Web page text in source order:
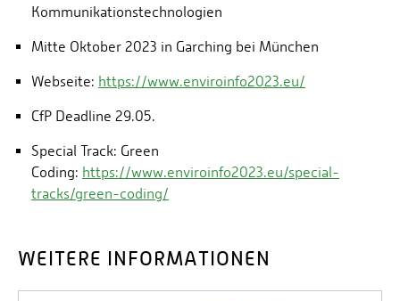
Kommunikationstechnologien
Mitte Oktober 2023 in Garching bei München
Webseite: https://www.enviroinfo2023.eu/
CfP Deadline 29.05.
Special Track: Green
Coding: https://www.enviroinfo2023.eu/special-
tracks/green-coding/
WEITERE INFORMATIONEN